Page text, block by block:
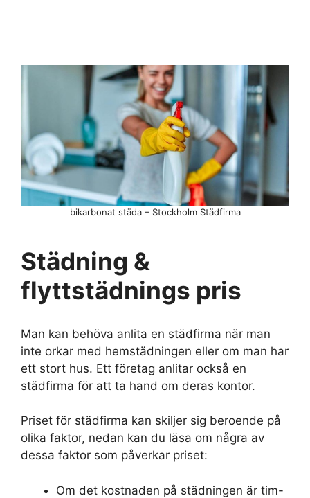
bikarbonat städa – Stockholm Städfirma
Städning &
flyttstädnings pris
Man kan behöva anlita en städfirma när man
inte orkar med hemstädningen eller om man har
ett stort hus. Ett företag anlitar också en
städfirma för att ta hand om deras kontor.
Priset för städfirma kan skiljer sig beroende på
olika faktor, nedan kan du läsa om några av
dessa faktor som påverkar priset:
Om det kostnaden på städningen är tim-